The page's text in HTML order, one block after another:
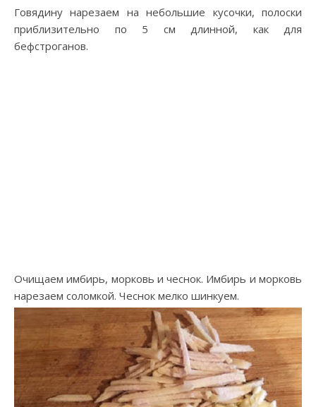
Говядину нарезаем на небольшие кусочки, полоски
приблизительно по 5 см длинной, как для
бефстроганов.
Очищаем имбирь, морковь и чеснок. Имбирь и морковь
нарезаем соломкой. Чеснок мелко шинкуем.